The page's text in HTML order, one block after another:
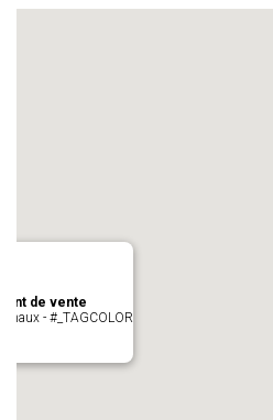
de vente
- #_TAGCOLOR